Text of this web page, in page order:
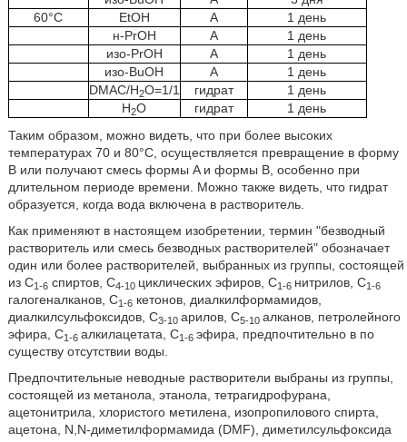
60°C
EtOH A
1 день
н-PrOH
A
1 день
изо-PrOH
A
1 день
изо-BuOH
A
1 день
DMAC/H2O=1/1 гидрат
1 день
H2O гидрат
1 день
Таким образом, можно видеть, что при более высоких
температурах 70 и 80°C, осуществляется превращение в форму
B или получают смесь формы A и формы B, особенно при
длительном периоде времени. Можно также видеть, что гидрат
образуется, когда вода включена в растворитель.
Как применяют в настоящем изобретении, термин ʺбезводный
растворитель или смесь безводных растворителейʺ обозначает
один или более растворителей, выбранных из группы, состоящей
из C1-6спиртов, C4-10 циклических эфиров, C1-6 нитрилов, C1-6
галогеналканов, C1-6кетонов, диалкилформамидов,
диалкилсульфоксидов, C3-10 арилов, C5-10 алканов, петролейного
эфира, C1-6 алкилацетата, C1-6 эфира, предпочтительно в по
существу отсутствии воды.
Предпочтительные неводные растворители выбраны из группы,
состоящей из метанола, этанола, тетрагидрофурана,
ацетонитрила, хлористого метилена, изопропилового спирта,
ацетона, N,N-диметилформамида (DMF), диметилсульфоксида